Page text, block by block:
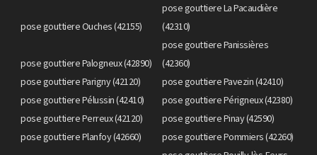
pose gouttiere Ouches (42155)
pose gouttiere La Pacaudière
(42310)
pose gouttiere Palogneux (42890)
pose gouttiere Panissières
(42360)
pose gouttiere Parigny (42120)
pose gouttiere Pavezin (42410)
pose gouttiere Pélussin (42410)
pose gouttiere Périgneux (42380)
pose gouttiere Perreux (42120)
pose gouttiere Pinay (42590)
pose gouttiere Planfoy (42660)
pose gouttiere Pommiers (42260)